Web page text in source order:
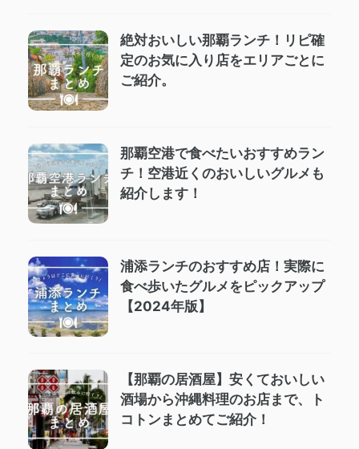
絶対おいしい那覇ランチ！リピ確
定のお気に入り店をエリアごとに
ご紹介。
那覇空港で食べたいおすすめラン
チ！空港近くのおいしいグルメも
紹介します！
浦添ランチのおすすめ店！実際に
食べ歩いたグルメをピックアップ
【2024年版】
【那覇の居酒屋】安くておいしい
酒場から沖縄料理のお店まで、ト
コトンまとめてご紹介！